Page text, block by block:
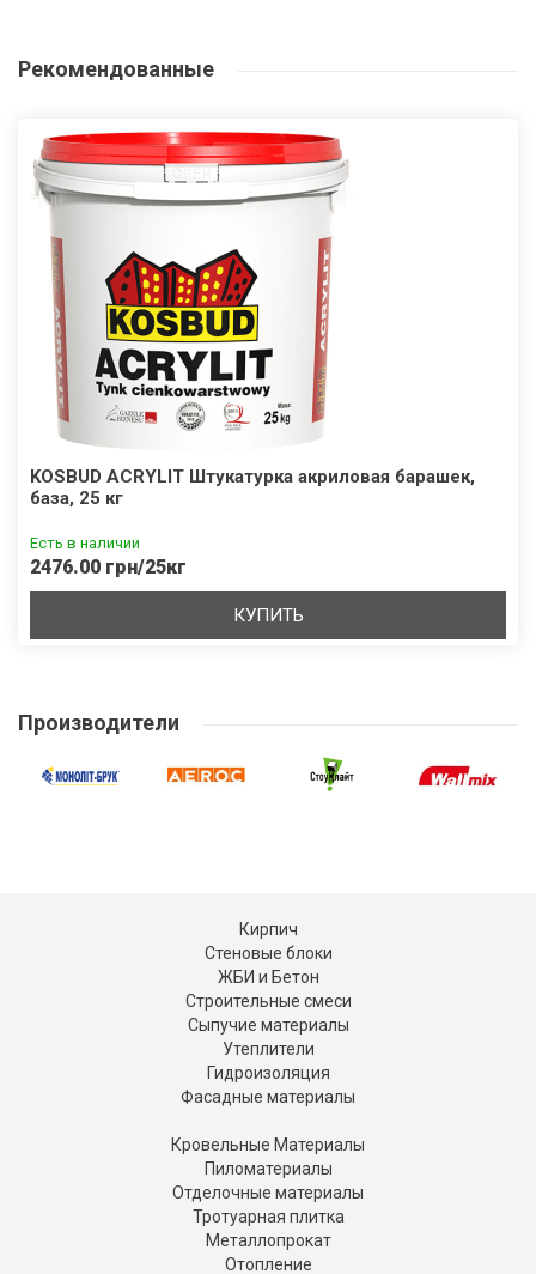
Рекомендованные
KOSBUD ACRYLIT Штукатурка акриловая барашек,
база, 25 кг
Есть в наличии
2476.00 грн/25кг
КУПИТЬ
Производители
Кирпич
Стеновые блоки
ЖБИ и Бетон
Строительные смеси
Сыпучие материалы
Утеплители
Гидроизоляция
Фасадные материалы
Кровельные Материалы
Пиломатериалы
Отделочные материалы
Тротуарная плитка
Металлопрокат
Отопление